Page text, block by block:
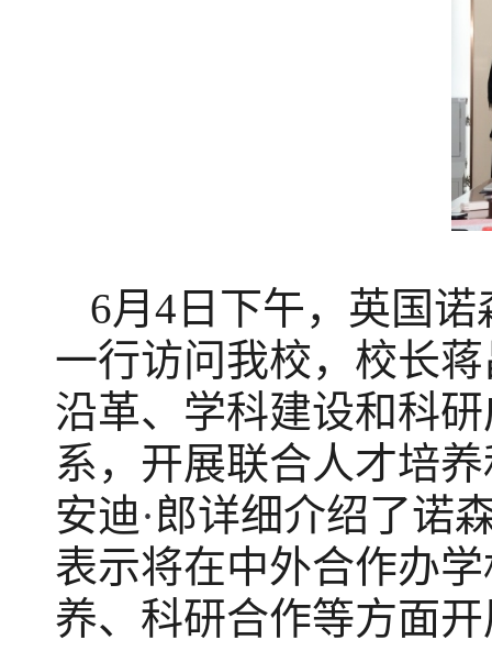
6月4日下午，英国
一行访问我校，校长
沿革、学科建设和科
系，开展联合人才培
安迪·郎详细介绍了诺
表示将在中外合作办
养、科研合作等方面